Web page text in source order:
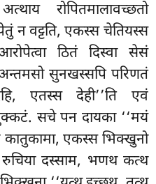
रोपितमालावच्छतो
न वट्टति, एकस्स चेतियस्स
ठितं दिस्वा सेसं
सुनखस्सपि परिणतं
एतस्स देही’’ति एवं
सचे पन दायका ‘‘मयं
कातुकामा, एकस्स भिक्खुनो
रुचिया दस्साम, भणथ कत्थ